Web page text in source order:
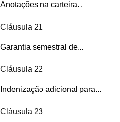
Anotações na carteira...
Cláusula 21
Garantia semestral de...
Cláusula 22
Indenização adicional para...
Cláusula 23